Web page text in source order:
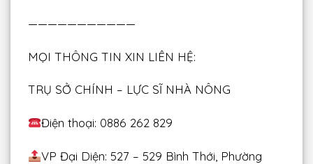
———————————
MỌI THÔNG TIN XIN LIÊN HỆ:
TRỤ SỞ CHÍNH – LỰC SĨ NHÀ NÔNG
Điện thoại: 0886 262 829
VP Đại Diện: 527 – 529 Bình Thới, Phường